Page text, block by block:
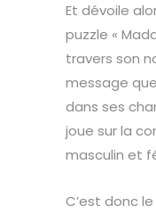
Et dévoile
puzzle «
travers son
message
dans ses
joue sur la
masculin et
C’est donc le